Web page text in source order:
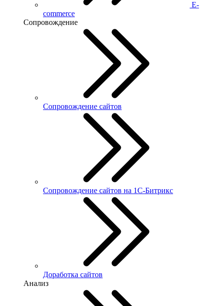
E-
commerce
Сопровождение
Сопровождение сайтов
Сопровождение сайтов на 1С-Битрикс
Доработка сайтов
Анализ